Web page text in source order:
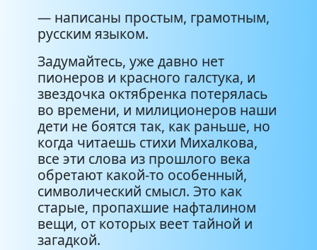
— написаны простым, грамотным,
русским языком.
Задумайтесь, уже давно нет
пионеров и красного галстука, и
звездочка октябренка потерялась
во времени, и милиционеров наши
дети не боятся так, как раньше, но
когда читаешь стихи Михалкова,
все эти слова из прошлого века
обретают какой-то особенный,
символический смысл. Это как
старые, пропахшие нафталином
вещи, от которых веет тайной и
загадкой.